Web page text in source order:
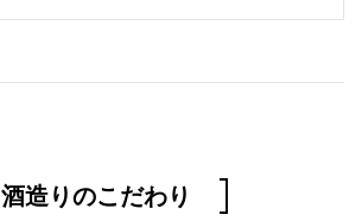
酒造りのこだわり